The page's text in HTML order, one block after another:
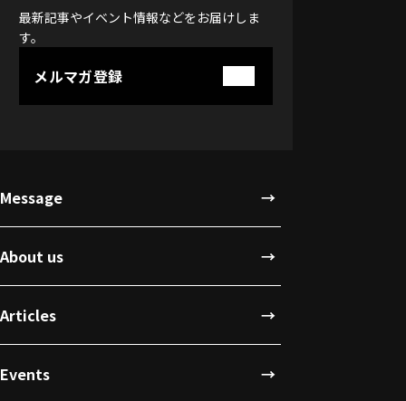
最新記事やイベント情報などをお届けしま
す。
メルマガ登録
Message
About us
Articles
Events